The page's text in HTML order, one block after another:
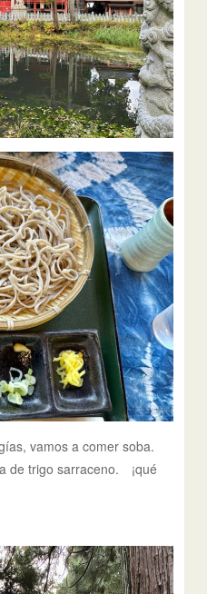
vamos a comer soba.
de trigo sarraceno. ¡qué